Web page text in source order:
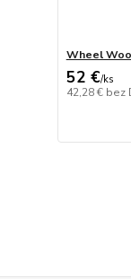
Wheel
52 €/ks
42,28 € bez